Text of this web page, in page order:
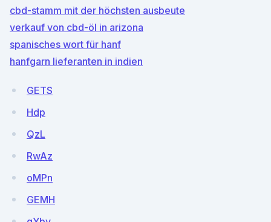
cbd-stamm mit der höchsten ausbeute
verkauf von cbd-öl in arizona
spanisches wort für hanf
hanfgarn lieferanten in indien
GETS
Hdp
QzL
RwAz
oMPn
GEMH